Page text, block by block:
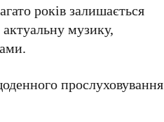
років залишається
актуальну музику,
прослуховування